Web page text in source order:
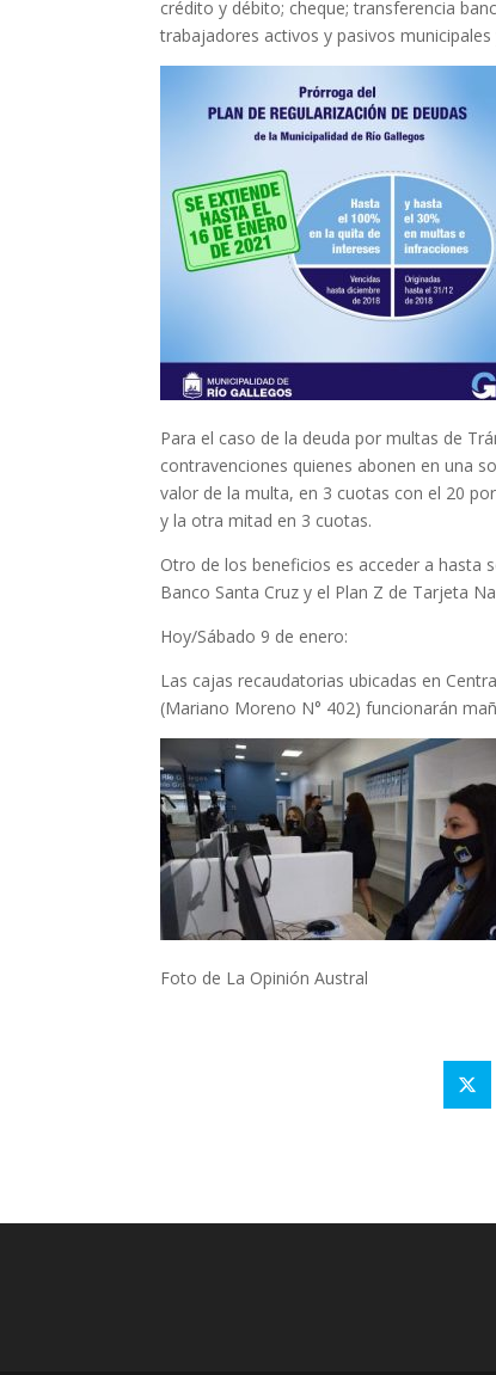
crédito y débito; cheque; transferencia
trabajadores activos y pasivos municipales
Para el caso de la deuda por multas de
contravenciones quienes abonen en una
valor de la multa, en 3 cuotas con el 20
y la otra mitad en 3 cuotas.
Otro de los beneficios es acceder a hasta
Banco Santa Cruz y el Plan Z de Tarjeta
Hoy/Sábado 9 de enero:
Las cajas recaudatorias ubicadas en
(Mariano Moreno N° 402) funcionarán
Foto de La Opinión Austral